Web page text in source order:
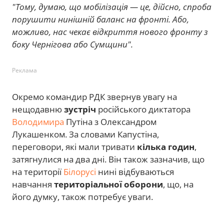
"Тому, думаю, що мобілізація — це, дійсно, спроба
порушити нинішній баланс на фронті. Або,
можливо, нас чекає відкриття нового фронту з
боку Чернігова або Сумщини".
Реклама
Окремо командир РДК звернув увагу на
нещодавнюзустріч російського диктатора
Володимира Путіна з Олександром
Лукашенком. За словами Капустіна,
переговори, які мали тривати кілька годин,
затягнулися на два дні. Він також зазначив, що
на територіїБілорусі нині відбуваються
навчання територіальної оборони, що, на
його думку, також потребує уваги.